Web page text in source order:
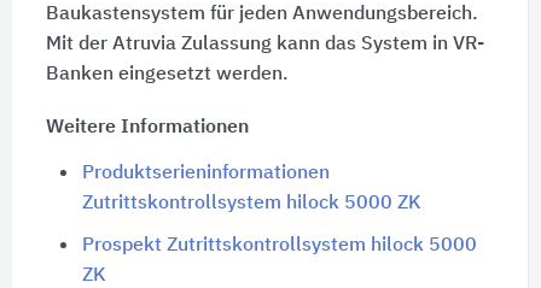
Baukastensystem für jeden Anwendungsbereich.
Mit der Atruvia Zulassung kann das System in VR-
Banken eingesetzt werden.
Weitere Informationen
Produktserieninformationen
Zutrittskontrollsystem hilock 5000 ZK
Prospekt Zutrittskontrollsystem hilock 5000
ZK